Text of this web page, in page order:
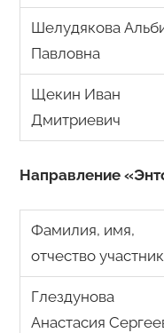
Шелудякова
Павловна
Щекин Иван
Дмитриевич
Направление
Фамилия, имя,
отчество
Глездунова
Анастасия